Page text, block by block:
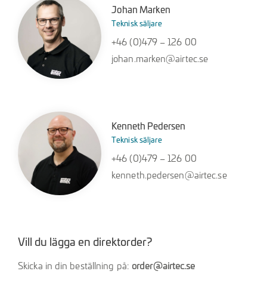
Johan Marken
Teknisk säljare
+46 (0)479 – 126 00
johan.marken@airtec.se
Kenneth Pedersen
Teknisk säljare
+46 (0)479 – 126 00
kenneth.pedersen@airtec.se
Vill du lägga en direktorder?
Skicka in din beställning på: order@airtec.se